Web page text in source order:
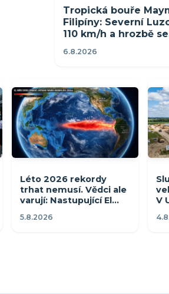
Tropická bouře
Filipíny: Severní
110 km/h a hrozbě
6.8.2026
Léto 2026 rekordy
trhat nemusí. Vědci ale
varují: Nastupující El
5.8.2026
V